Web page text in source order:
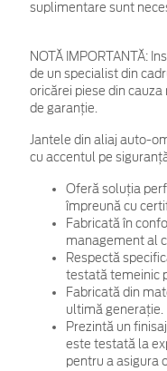
suplimentare sunt
NOTĂ IMPORTANTĂ:
de un specialist din
oricărei piese din
de garanţie.
Jantele din aliaj auto-
cu accentul pe
Oferă soluția
împreună cu
Fabricată în
management al
Respectă
testată temeinic
Fabricată din
ultimă generație.
Prezintă un
este testată la
pentru a asigura